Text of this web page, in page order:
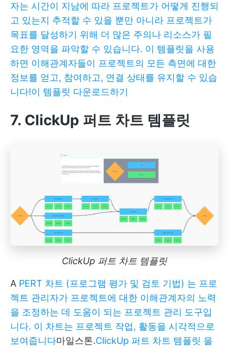
자는 시간이 지남에 따라 프로젝트가 어떻게 진행되
고 있는지 추적할 수 있을 뿐만 아니라 프로젝트가
목표를 달성하기 위해 더 많은 주의나 리소스가 필
요한 영역을 파악할 수 있습니다. 이 템플릿을 사용
하면 이해관계자들이 프로젝트의 모든 측면에 대한
정보를 얻고, 참여하고, 연결 상태를 유지할 수 있습
니다!이 템플릿 다운로드하기
7. ClickUp 퍼트 차트 템플릿
ClickUp 퍼트 차트 템플릿
A PERT 차트 (프로그램 평가 및 검토 기법) 는 프로
젝트 관리자가 프로젝트에 대한 이해관계자의 노력
을 조정하는 데 도움이 되는 프로젝트 관리 도구입
니다. 이 차트는 프로젝트 작업, 활동을 시각적으로
보여줍니다마일스톤.ClickUp 퍼트 차트 템플릿 을